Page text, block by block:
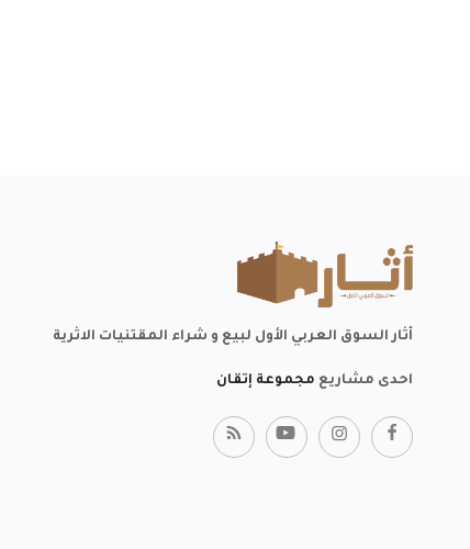
أثار السوق العربي الأول لبيع و شراء المقتنيات الاثرية
احدى مشاريع مجموعة إتقان